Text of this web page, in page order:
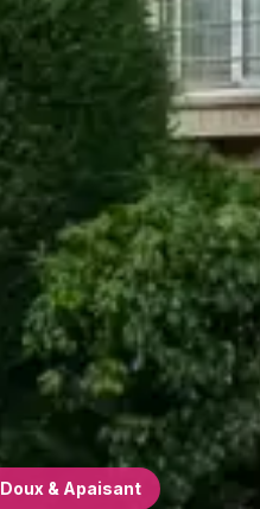
Doux & Apaisant